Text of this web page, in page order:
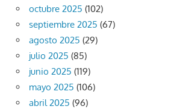
octubre 2025 (102)
septiembre 2025 (67)
agosto 2025 (29)
julio 2025 (85)
junio 2025 (119)
mayo 2025 (106)
abril 2025 (96)